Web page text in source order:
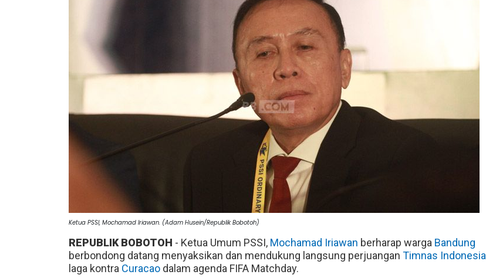
Ketua PSSI, Mochamad Iriawan. (Adam Husein/Republik Bobotoh)
REPUBLIK BOBOTOH - Ketua Umum PSSI, Mochamad Iriawan berharap warga Bandung
berbondong datang menyaksikan dan mendukung langsung perjuangan Timnas Indonesia
laga kontra Curacao dalam agenda FIFA Matchday.